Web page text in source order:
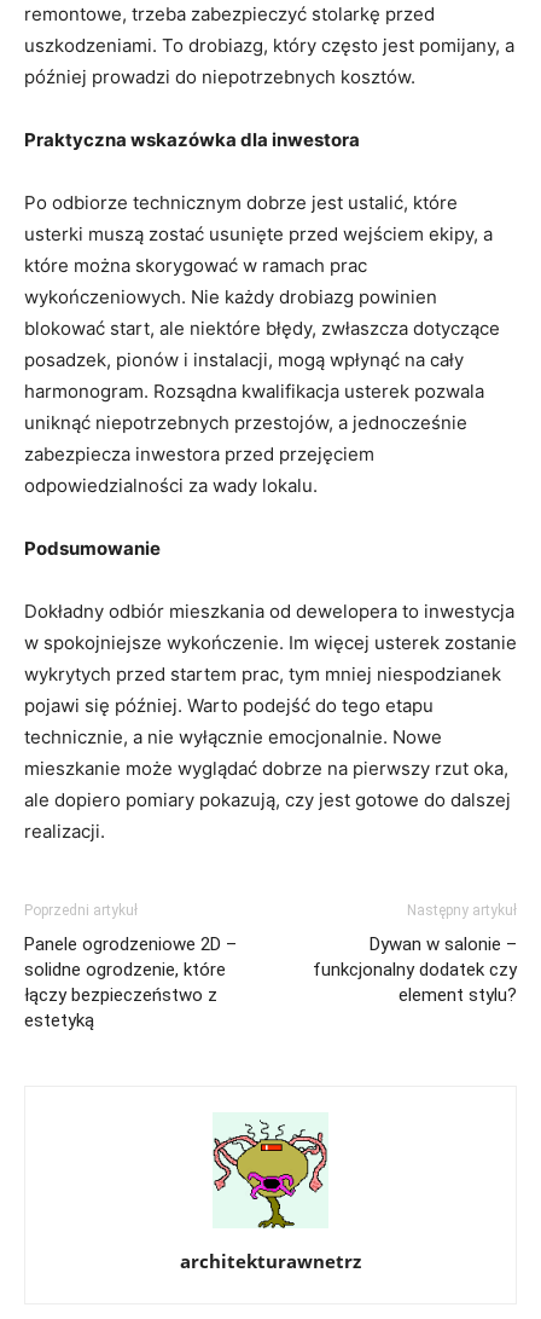
remontowe, trzeba zabezpieczyć stolarkę przed
uszkodzeniami. To drobiazg, który często jest pomijany, a
później prowadzi do niepotrzebnych kosztów.
Praktyczna wskazówka dla inwestora
Po odbiorze technicznym dobrze jest ustalić, które
usterki muszą zostać usunięte przed wejściem ekipy, a
które można skorygować w ramach prac
wykończeniowych. Nie każdy drobiazg powinien
blokować start, ale niektóre błędy, zwłaszcza dotyczące
posadzek, pionów i instalacji, mogą wpłynąć na cały
harmonogram. Rozsądna kwalifikacja usterek pozwala
uniknąć niepotrzebnych przestojów, a jednocześnie
zabezpiecza inwestora przed przejęciem
odpowiedzialności za wady lokalu.
Podsumowanie
Dokładny odbiór mieszkania od dewelopera to inwestycja
w spokojniejsze wykończenie. Im więcej usterek zostanie
wykrytych przed startem prac, tym mniej niespodzianek
pojawi się później. Warto podejść do tego etapu
technicznie, a nie wyłącznie emocjonalnie. Nowe
mieszkanie może wyglądać dobrze na pierwszy rzut oka,
ale dopiero pomiary pokazują, czy jest gotowe do dalszej
realizacji.
Poprzedni artykuł
Panele ogrodzeniowe 2D –
solidne ogrodzenie, które
łączy bezpieczeństwo z
estetyką
Następny artykuł
Dywan w salonie –
funkcjonalny dodatek czy
element stylu?
architekturawnetrz